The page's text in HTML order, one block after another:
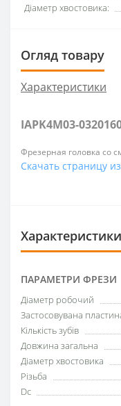
Діаметр хвостовика:
Огляд товару
Характеристики
IAPK4M03-
Фрезерная головка со
Скачать страницу
Характеристики
ПАРАМЕТРИ ФРЕЗИ
Діаметр робочий
Застосовувана
Кількість зубів
Довжина загальна
Діаметр хвостовика
Різьба
Dc